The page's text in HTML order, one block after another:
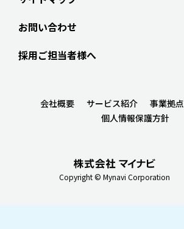
お問い合わせ
採用ご担当者様へ
Copyright © Mynavi Corporation
会社概要 サービス紹介 事業拠点
個人情報保護方針